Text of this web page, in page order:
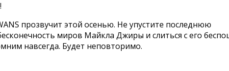
прозвучит этой осенью. Не упустите последнюю
миров Майкла Джиры и слиться с его
навсегда. Будет неповторимо.